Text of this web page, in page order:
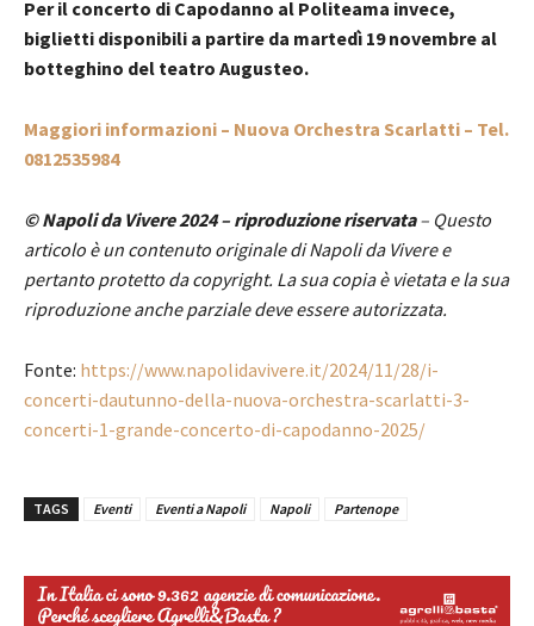
Per il concerto di Capodanno al Politeama invece,
biglietti disponibili a partire da martedì 19 novembre al
botteghino del teatro Augusteo.
Maggiori informazioni – Nuova Orchestra Scarlatti – Tel.
0812535984
© Napoli da Vivere 2024 – riproduzione riservata– Questo
articolo è un contenuto originale di Napoli da Vivere e
pertanto protetto da copyright. La sua copia è vietata e la sua
riproduzione anche parziale deve essere autorizzata.
Fonte: https://www.napolidavivere.it/2024/11/28/i-
concerti-dautunno-della-nuova-orchestra-scarlatti-3-
concerti-1-grande-concerto-di-capodanno-2025/
TAGS Eventi Eventi a Napoli Napoli Partenope